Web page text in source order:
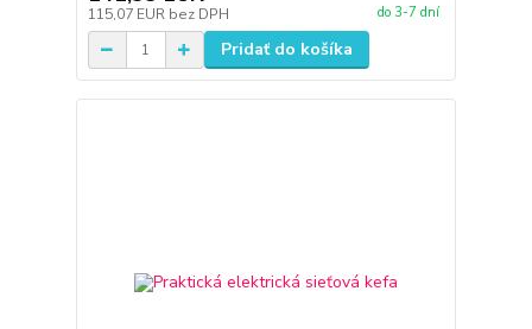
115,07 EUR bez DPH do 3-7 dní
Pridať do košíka